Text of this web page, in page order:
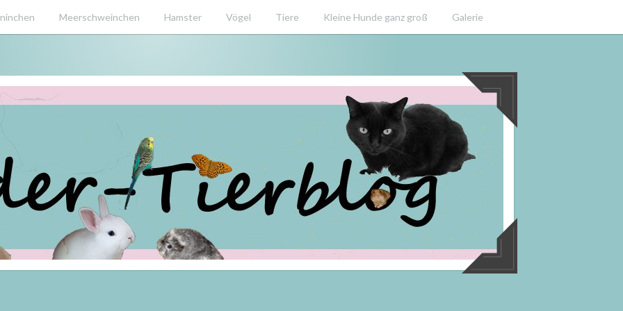
Meerschweinchen Hamster Vögel Tiere Kleine Hunde ganz groß Galerie